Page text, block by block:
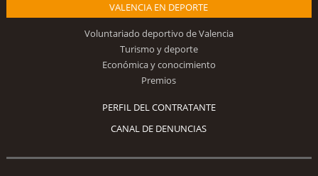
VALENCIA EN DEPORTE
Voluntariado deportivo de Valencia
Turismo y deporte
Económica y conocimiento
Premios
PERFIL DEL CONTRATANTE
CANAL DE DENUNCIAS